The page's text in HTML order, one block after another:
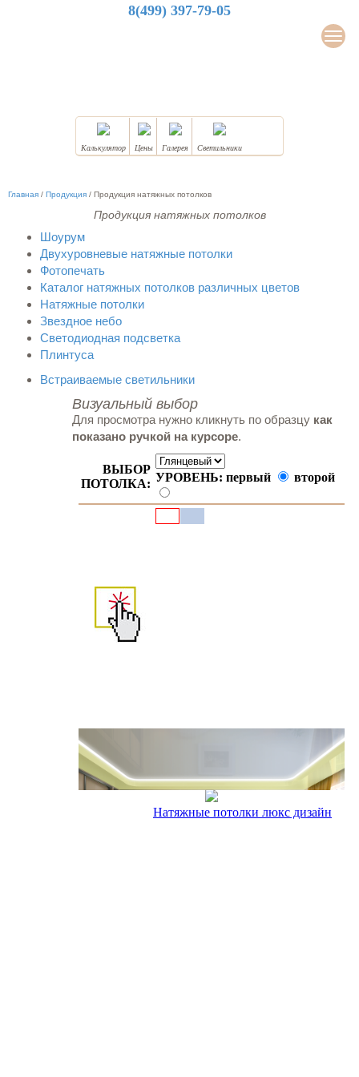
8(499) 397-79-05
Калькулятор Цены Галерея Светильники
Главная / Продукция / Продукция натяжных потолков
Продукция натяжных потолков
Шоурум
Двухуровневые натяжные потолки
Фотопечать
Каталог натяжных потолков различных цветов
Натяжные потолки
Звездное небо
Светодиодная подсветка
Плинтуса
Встраиваемые светильники
Визуальный выбор
Для просмотра нужно кликнуть по образцу как
показано ручкой на курсоре.